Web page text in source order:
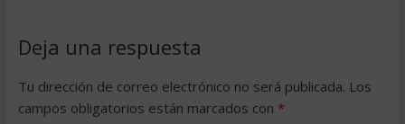
Deja una respuesta
Tu dirección de correo electrónico no será publicada. Los
campos obligatorios están marcados con *